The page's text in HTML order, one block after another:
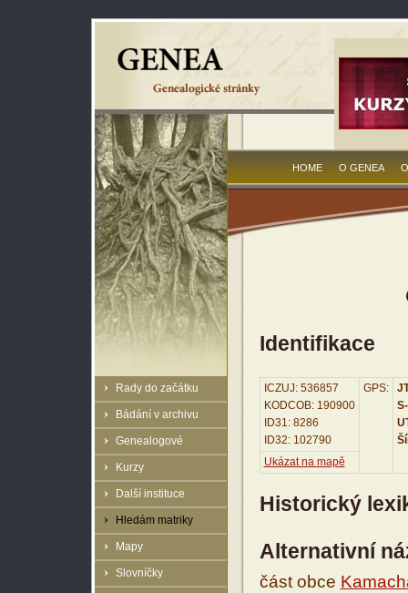
Rady do začátku
Bádání v archivu
Genealogové
Kurzy
Další instituce
Hledám matriky
Mapy
Slovníčky
HOME O GENEA
Identifikace
ICZUJ: 536857
KODCOB: 190900
ID31: 8286
ID32: 102790
GPS:
Ukázat na mapě
Historický
Alternativní
část obce